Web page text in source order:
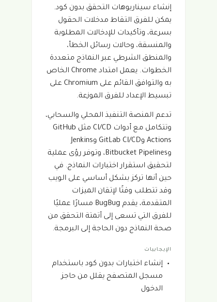
إنشاء سيناريوهات التحقق بدون كود.
يمكن للفرق التقاط مدخلات الحقول
بسرعة، وتأكيدات للإدخالات المطلوبة
والمنسقة، وحالات رسائل الخطأ،
والمنطق الشرطي عبر النماذج متعددة
الخطوات. يعمل امتداد Chrome الخاص
به والتوافق القائم على Chromium على
تبسيط الإعداد للفرق الموزعة.
تدعم المنصة التنفيذ المحلي والسحابي،
وتتكامل مع أدوات CI/CD مثل GitHub
Actions وGitLab CI/CD وJenkins
وBitbucket Pipelines، وتوفر رؤى عملية
لتحقيق استقرار اختبارات النماذج. في
حين أنها تركز بشكل أساسي على الويب
وقد تتطلب وقتًا لإتقان الميزات
المتقدمة، يقدم BugBug مسارًا عمليًا
للفرق التي تسعى إلى أتمتة التحقق من
صحة النماذج دون الحاجة إلى البرمجة.
الإيجابيات
إنشاء اختبارات بدون كود باستخدام
مسجل المتصفح يقلل من حاجز
الدخول